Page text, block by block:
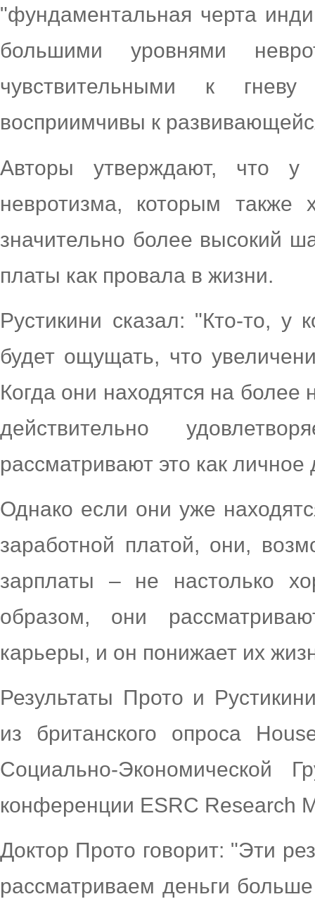
"фундаментальная черта
большими уровнями
чувствительными к
восприимчивы к
Авторы утверждают, что
невротизма, которым также
значительно более высокий
платы как провала в жизни.
Рустикини сказал: "Кто-то, у
будет ощущать, что
Когда они находятся на
действительно
рассматривают это как личное
Однако если они уже
заработной платой, они,
зарплаты – не настолько
образом, они
карьеры, и он понижает их
Результаты Прото и
из британского опроса
Социально-Экономической
конференции ESRC Research
Доктор Прото говорит: "Эти
рассматриваем деньги